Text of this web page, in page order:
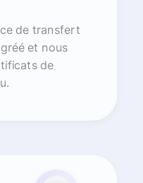
de transfert
et nous
de